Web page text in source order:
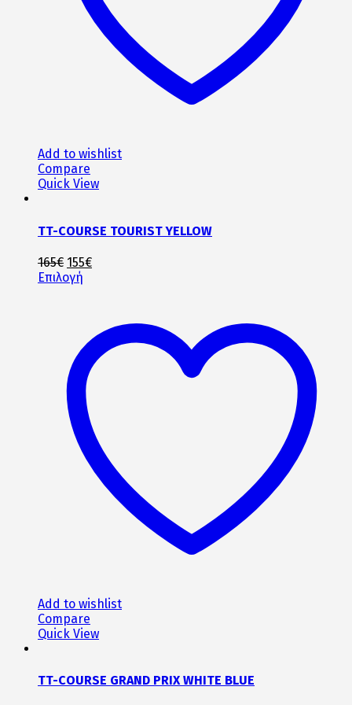
σελίδα
του
προϊόντος
Add to wishlist
Compare
Quick View
TT-COURSE TOURIST YELLOW
165€ Original
price
155€Η
155€.
Επιλογή
πολλαπλές
παραλλαγές.
Οι
επιλογές
μπορούν
να
επιλεγούν
στη
σελίδα
του
προϊόντος
Add to wishlist
Compare
Quick View
TT-COURSE GRAND PRIX WHITE BLUE